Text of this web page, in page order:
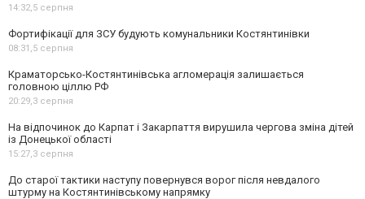
14:32,5 серпня
Фортифікації для ЗСУ будують комунальники Костянтинівки
08:31,5 серпня
Краматорсько-Костянтинівська агломерація залишається
головною ціллю РФ
20:29,3 серпня
На відпочинок до Карпат і Закарпаття вирушила чергова зміна дітей
із Донецької області
15:27,3 серпня
До старої тактики наступу повернувся ворог після невдалого
штурму на Костянтинівському напрямку